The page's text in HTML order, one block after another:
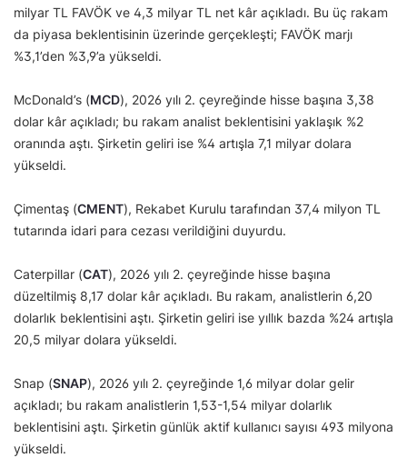
milyar TL FAVÖK ve 4,3 milyar TL net kâr açıkladı. Bu üç rakam
da piyasa beklentisinin üzerinde gerçekleşti; FAVÖK marjı
%3,1’den %3,9’a yükseldi.
McDonald’s (MCD), 2026 yılı 2. çeyreğinde hisse başına 3,38
dolar kâr açıkladı; bu rakam analist beklentisini yaklaşık %2
oranında aştı. Şirketin geliri ise %4 artışla 7,1 milyar dolara
yükseldi.
Çimentaş (CMENT), Rekabet Kurulu tarafından 37,4 milyon TL
tutarında idari para cezası verildiğini duyurdu.
Caterpillar (CAT), 2026 yılı 2. çeyreğinde hisse başına
düzeltilmiş 8,17 dolar kâr açıkladı. Bu rakam, analistlerin 6,20
dolarlık beklentisini aştı. Şirketin geliri ise yıllık bazda %24 artışla
20,5 milyar dolara yükseldi.
Snap (SNAP), 2026 yılı 2. çeyreğinde 1,6 milyar dolar gelir
açıkladı; bu rakam analistlerin 1,53-1,54 milyar dolarlık
beklentisini aştı. Şirketin günlük aktif kullanıcı sayısı 493 milyona
yükseldi.